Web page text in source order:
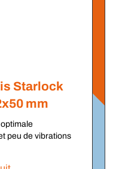
Starlock
mm
peu de vibrations